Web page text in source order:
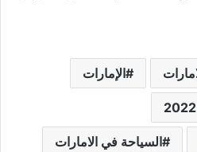
الإمارات
السياحة في الامارات